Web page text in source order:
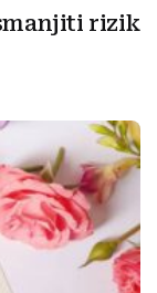
rizik